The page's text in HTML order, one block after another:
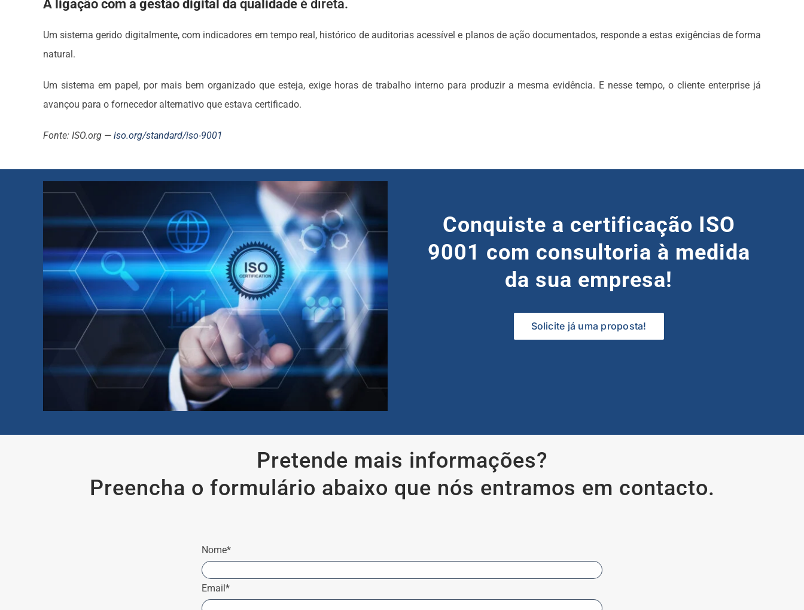
A ligação com a gestão digital da qualidadeé direta.
Um sistema gerido digitalmente, com indicadores em tempo real, histórico de auditorias acessível e planos de ação documentados, responde a estas exigências de forma
natural.
Um sistema em papel, por mais bem organizado que esteja, exige horas de trabalho interno para produzir a mesma evidência. E nesse tempo, o cliente enterprise já
avançou para o fornecedor alternativo que estava certificado.
Fonte: ISO.org — iso.org/standard/iso-9001
Conquiste a certificação ISO
9001 com consultoria à medida
da sua empresa!
Solicite já uma proposta!
Pretende mais informações?
Preencha o formulário abaixo que nós entramos em contacto.
Nome*
Email*